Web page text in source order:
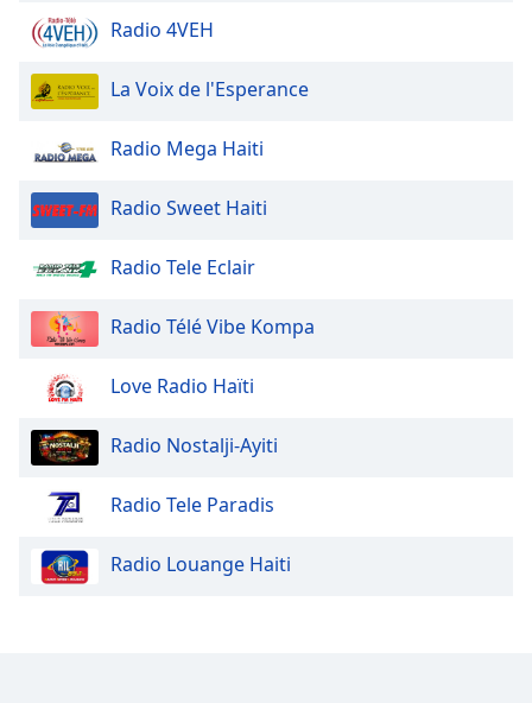
Font
Family
Reset
Close
Dialog
End
dialog
window.
Radio 4VEH
La Voix de l'Esperance
Radio Mega Haiti
Radio Sweet Haiti
Radio Tele Eclair
Radio Télé Vibe Kompa
Love Radio Haïti
Radio Nostalji-Ayiti
Radio Tele Paradis
Radio Louange Haiti